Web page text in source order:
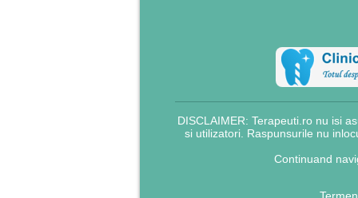
DISCLAIMER: Terapeuti.ro nu isi
si utilizatori. Raspunsurile nu
Continuand